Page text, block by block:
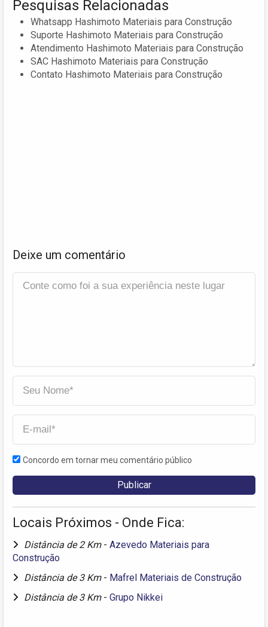
Pesquisas Relacionadas
Whatsapp Hashimoto Materiais para Construção
Suporte Hashimoto Materiais para Construção
Atendimento Hashimoto Materiais para Construção
SAC Hashimoto Materiais para Construção
Contato Hashimoto Materiais para Construção
Deixe um comentário
Concordo em tornar meu comentário público
Locais Próximos - Onde Fica:
Distância de 2 Km - Azevedo Materiais para
Construção
Distância de 3 Km - Mafrel Materiais de Construção
Distância de 3 Km - Grupo Nikkei